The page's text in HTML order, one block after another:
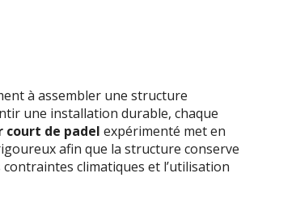
à assembler une structure
une installation durable, chaque
court de padel expérimenté met en
afin que la structure conserve
climatiques et l’utilisation